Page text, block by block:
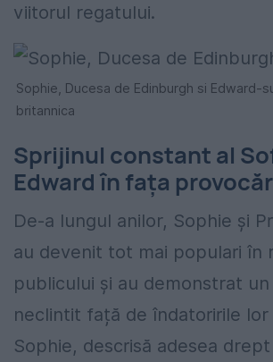
viitorul regatului.
Sophie, Ducesa de Edinburgh si Edward-
britannica
Sprijinul constant al
Edward în fața
De-a lungul anilor, Sophie și
au devenit tot mai populari în
publicului și au demonstrat
neclintit față de îndatoririle lor
Sophie, descrisă adesea drept